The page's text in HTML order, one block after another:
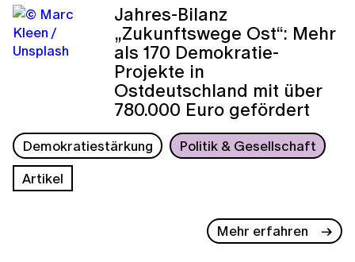
Jahres-Bilanz
„Zukunftswege Ost“: Mehr
als 170 Demokratie-
Projekte in
Ostdeutschland mit über
780.000 Euro gefördert
Demokratiestärkung
Politik & Gesellschaft
Artikel
Mehr erfahren